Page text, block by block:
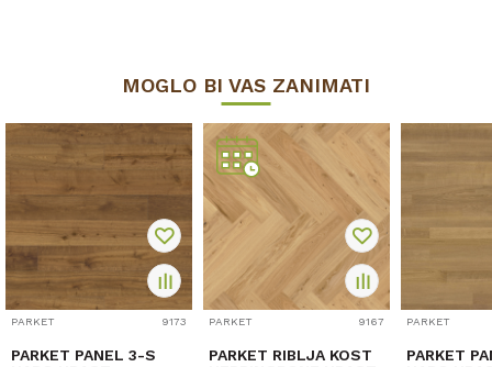
MOGLO BI VAS ZANIMATI
PARKET 9173
PARKET PANEL 3-S
PARKET 9167
PARKET RIBLJA KOST
PARKET
PARKET